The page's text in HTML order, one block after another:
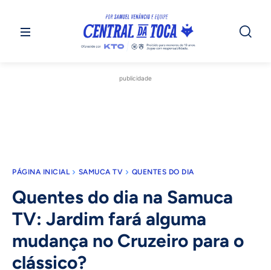
publicidade
PÁGINA INICIAL SAMUCA TV QUENTES DO DIA
Quentes do dia na Samuca
TV: Jardim fará alguma
mudança no Cruzeiro para o
clássico?